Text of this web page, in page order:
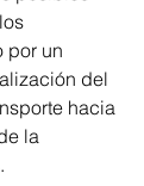
por un
del
hacia
la